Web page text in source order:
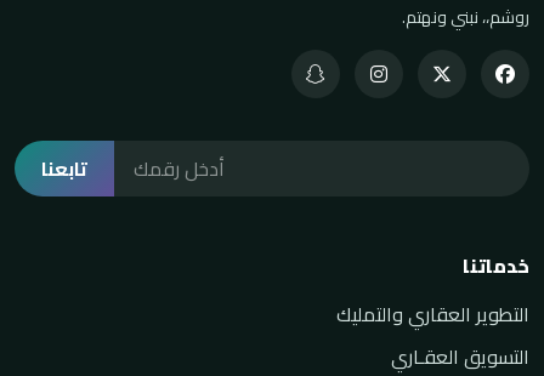
روشم،، نبني ونهتم.
تابعنا
خدماتنا
التطوير العقاري والتمليك
التسويق العقـاري